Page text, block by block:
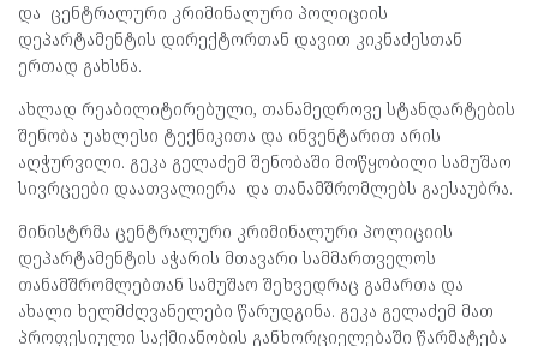
და ცენტრალური კრიმინალური პოლიციის
დეპარტამენტის დირექტორთან დავით კიკნაძესთან
ერთად გახსნა.
ახლად რეაბილიტირებული, თანამედროვე სტანდარტების
შენობა უახლესი ტექნიკითა და ინვენტარით არის
აღჭურვილი. გეკა გელაძემ შენობაში მოწყობილი სამუშაო
სივრცეები დაათვალიერა და თანამშრომლებს გაესაუბრა.
მინისტრმა ცენტრალური კრიმინალური პოლიციის
დეპარტამენტის აჭარის მთავარი სამმართველოს
თანამშრომლებთან სამუშაო შეხვედრაც გამართა და
ახალი ხელმძღვანელები წარუდგინა. გეკა გელაძემ მათ
პროფესიული საქმიანობის განხორციელებაში წარმატება